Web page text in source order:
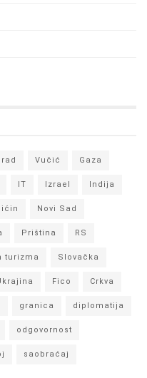
Vučić Gaza
IT Izrael Indija
Novi Sad
Priština RS
turizma Slovačka
Fico Crkva
granica diplomatija
odgovornost
saobraćaj